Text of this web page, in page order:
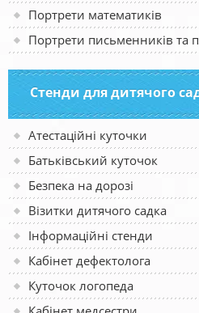
Портрети математиків
Портрети письменників та
Стенди для дитячого
Атестаційні куточки
Батьківський куточок
Безпека на дорозі
Візитки дитячого садка
Інформаційні стенди
Кабінет дефектолога
Куточок логопеда